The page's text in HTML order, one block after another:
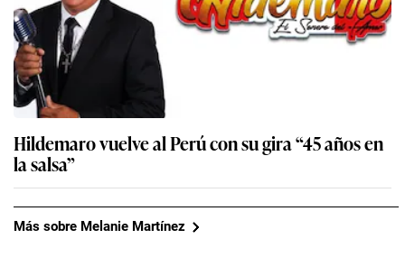
Hildemaro vuelve al Perú con su gira “45 años en
la salsa”
Más sobre Melanie Martínez